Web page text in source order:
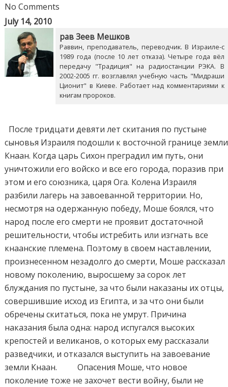
No Comments
July 14, 2010
рав Зеев Мешков
Раввин, преподаватель, переводчик. В Израиле-с
1989 года (после 10 лет отказа). Четыре года вёл
передачу "Традиция" на радиостанции РЭКА. В
2002-2005 гг. возглавлял учебную часть "Мидраши
Ционит" в Киеве. Работает над комментариями к
книгам пророков.
После тридцати девяти лет скитания по пустыне
сыновья Израиля подошли к восточной границе земли
Кнаан. Когда царь Сихон преградил им путь, они
уничтожили его войско и все его города, поразив при
этом и его союзника, царя Ога. Колена Израиля
разбили лагерь на завоеванной территории. Но,
несмотря на одержанную победу, Моше боялся, что
народ после его смерти не проявит достаточной
решительности, чтобы истребить или изгнать все
кнаанские племена. Поэтому в своем наставлении,
произнесенном незадолго до смерти, Моше рассказал
новому поколению, выросшему за сорок лет
блуждания по пустыне, за что были наказаны их отцы,
совершившие исход из Египта, и за что они были
обречены скитаться, пока не умрут. Причина
наказания была одна: народ испугался высоких
крепостей и великанов, о которых ему рассказали
разведчики, и отказался выступить на завоевание
земли Кнаан. Опасения Моше, что новое
поколение тоже не захочет вести войну, были не